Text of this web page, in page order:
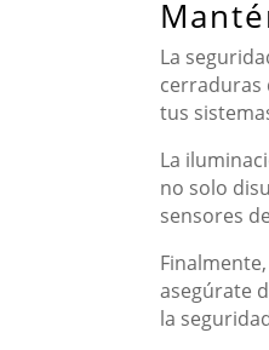
La
cerraduras
tus
La
no solo
sensores
asegúrate
la